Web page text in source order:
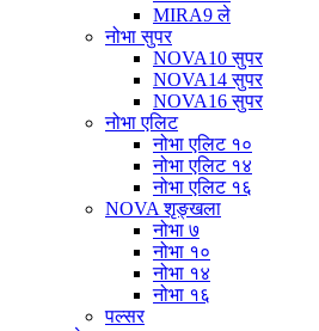
MIRA9 ले
नोभा सुपर
NOVA10 सुपर
NOVA14 सुपर
NOVA16 सुपर
नोभा एलिट
नोभा एलिट १०
नोभा एलिट १४
नोभा एलिट १६
NOVA शृङ्खला
नोभा ७
नोभा १०
नोभा १४
नोभा १६
पल्सर